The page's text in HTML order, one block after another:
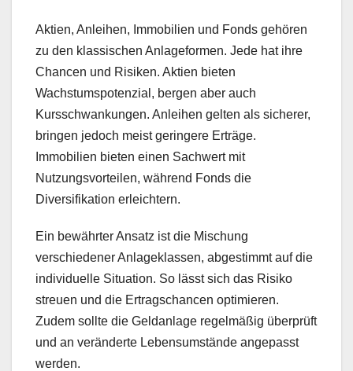
Aktien, Anleihen, Immobilien und Fonds gehören
zu den klassischen Anlageformen. Jede hat ihre
Chancen und Risiken. Aktien bieten
Wachstumspotenzial, bergen aber auch
Kursschwankungen. Anleihen gelten als sicherer,
bringen jedoch meist geringere Erträge.
Immobilien bieten einen Sachwert mit
Nutzungsvorteilen, während Fonds die
Diversifikation erleichtern.
Ein bewährter Ansatz ist die Mischung
verschiedener Anlageklassen, abgestimmt auf die
individuelle Situation. So lässt sich das Risiko
streuen und die Ertragschancen optimieren.
Zudem sollte die Geldanlage regelmäßig überprüft
und an veränderte Lebensumstände angepasst
werden.